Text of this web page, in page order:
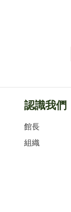
認識我們
館長
組織